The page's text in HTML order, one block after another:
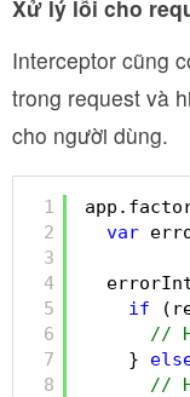
Xử lý lỗi cho
Interceptor cũng
trong request và
cho người dùng.
1
2
3
4
5
6
7
8
var
if
//
}
//